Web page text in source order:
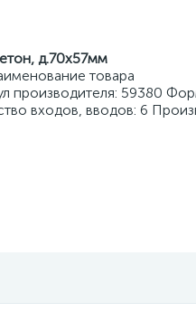
д.70х57мм
товара
производителя: 59380
входов, вводов: 6